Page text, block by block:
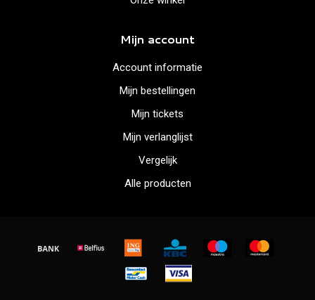
Mijn account
Account informatie
Mijn bestellingen
Mijn tickets
Mijn verlanglijst
Vergelijk
Alle producten